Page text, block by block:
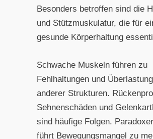
Besonders betroffen sind die
und Stützmuskulatur, die für
gesunde Körperhaltung
Schwache Muskeln führen zu
Fehlhaltungen und
anderer Strukturen.
Sehnenschäden und
sind häufige Folgen.
führt Bewegungsmangel zu